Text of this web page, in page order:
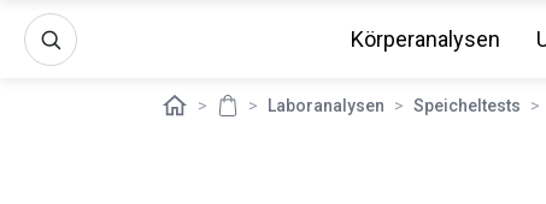
Körperanalysen
> > Laboranalysen > Speicheltests >